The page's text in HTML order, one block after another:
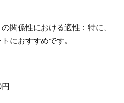
関係性における適性：特に、
におすすめです。